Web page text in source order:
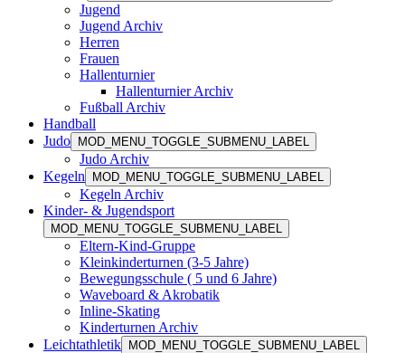
Jugend
Jugend Archiv
Herren
Frauen
Hallenturnier
Hallenturnier Archiv
Fußball Archiv
Handball
Judo
MOD_MENU_TOGGLE_SUBMENU_LABEL
Judo Archiv
Kegeln
MOD_MENU_TOGGLE_SUBMENU_LABEL
Kegeln Archiv
Kinder- & Jugendsport
MOD_MENU_TOGGLE_SUBMENU_LABEL
Eltern-Kind-Gruppe
Kleinkinderturnen (3-5 Jahre)
Bewegungsschule ( 5 und 6 Jahre)
Waveboard & Akrobatik
Inline-Skating
Kinderturnen Archiv
Leichtathletik
MOD_MENU_TOGGLE_SUBMENU_LABEL